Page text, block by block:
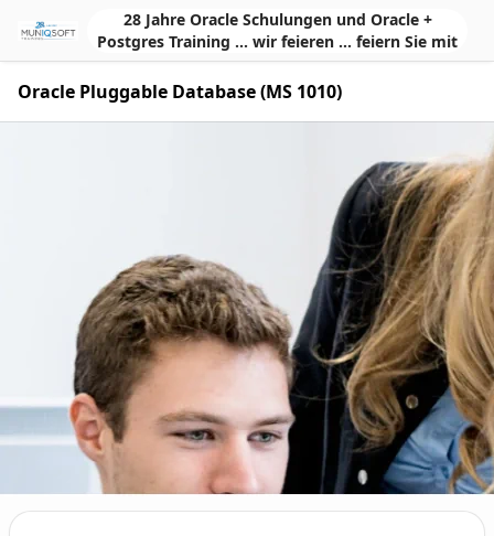
Skip to Main Content28 Jahre Oracle Schulungen und Oracle +
Postgres Training ... wir feieren ... feiern Sie mit
Oracle Pluggable Database (MS 1010)